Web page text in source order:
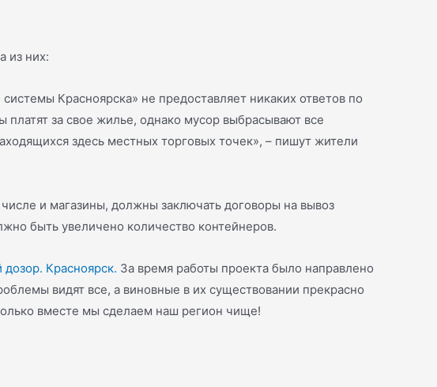
из них:
Красноярска» не предоставляет никаких ответов по
за свое жилье, однако мусор выбрасывают все
здесь местных торговых точек», – пишут жители
и магазины, должны заключать договоры на вывоз
быть увеличено количество контейнеров.
Красноярск. За время работы проекта было направлено
видят все, а виновные в их существовании прекрасно
вместе мы сделаем наш регион чище!